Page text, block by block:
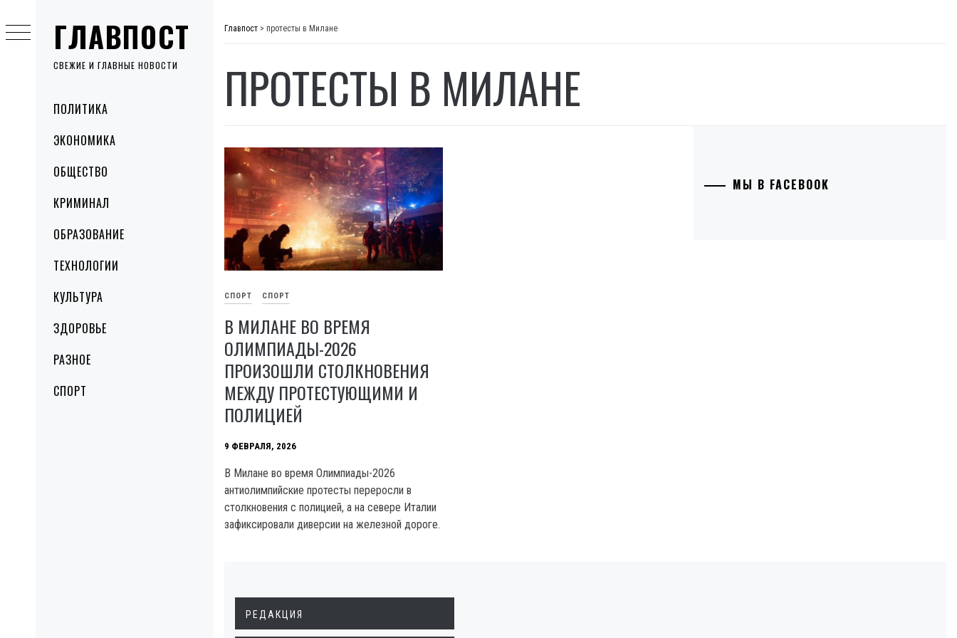
ГЛАВПОСТ
СВЕЖИЕ И ГЛАВНЫЕ НОВОСТИ
MenuПОЛИТИКА
ЭКОНОМИКА
ОБЩЕСТВО
КРИМИНАЛ
ОБРАЗОВАНИЕ
ТЕХНОЛОГИИ
КУЛЬТУРА
ЗДОРОВЬЕ
РАЗНОЕ
СПОРТ
to
content
Главпост > протесты в Милане
ПРОТЕСТЫ В МИЛАНЕ
СПОРТ СПОРТ
В МИЛАНЕ ВО ВРЕМЯ
ОЛИМПИАДЫ-2026
ПРОИЗОШЛИ СТОЛКНОВЕНИЯ
МЕЖДУ ПРОТЕСТУЮЩИМИ И
ПОЛИЦИЕЙ
9 ФЕВРАЛЯ, 2026
В Милане во время Олимпиады-2026
антиолимпийские протесты переросли в
столкновения с полицией, а на севере Италии
зафиксировали диверсии на железной дороге.
МЫ В FACEBOOK
РЕДАКЦИЯ